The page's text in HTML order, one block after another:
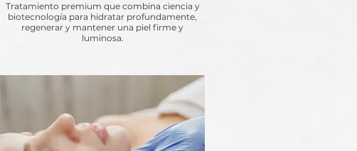
Tratamiento premium que combina ciencia y
biotecnología para hidratar profundamente,
regenerar y mantener una piel firme y
luminosa.